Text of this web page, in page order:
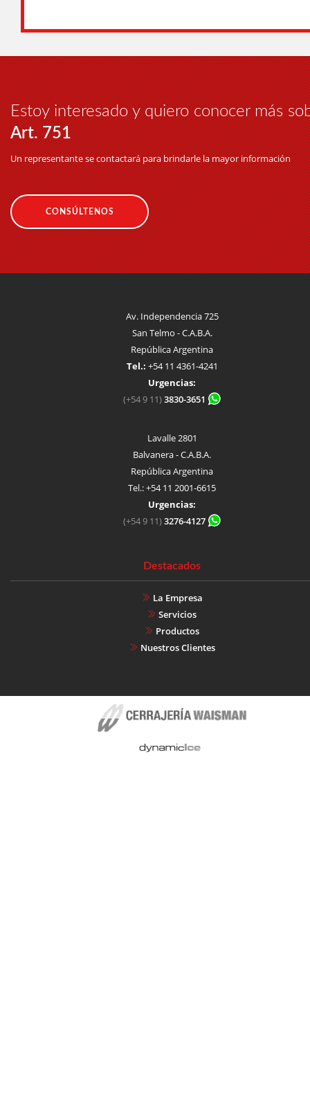
Estoy interesado y quiero conocer más
Art. 751
Un representante se contactará para brindarle la mayor información
CONSÚLTENOS
Av. Independencia 725
San Telmo - C.A.B.A.
República Argentina
Tel.: +54 11 4361-4241
Urgencias:
(+54 9 11)3830-3651
Lavalle 2801
Balvanera - C.A.B.A.
República Argentina
Tel.: +54 11 2001-6615
Urgencias:
(+54 9 11)3276-4127
Destacados
La Empresa
Servicios
Productos
Nuestros Clientes